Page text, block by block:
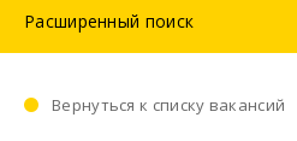
Расширенный поиск
Вернуться к списку вакансий